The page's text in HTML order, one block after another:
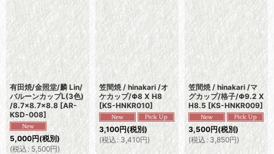
有田焼/金照堂/麟 Lin/
バルーンカップL(3色)
/8.7×8.7×8.8 [AR-
KSD-008]
5,000円(税別)
(税込: 5,500円)
笠間焼 / hinakari /オ
ケカップ/Φ8 X H8
[KS-HNKR010]
3,100円(税別)
(税込: 3,410円)
笠間焼 / hinakari /マ
グカップ/格子/Φ9.2 X
H8.5 [KS-HNKR009]
3,500円(税別)
(税込: 3,850円)